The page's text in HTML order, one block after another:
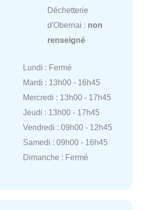
Déchetterie
d'Obernai : non
renseigné
Lundi : Fermé
Mardi : 13h00 - 16h45
Mercredi : 13h00 - 17h45
Jeudi : 13h00 - 17h45
Vendredi : 09h00 - 12h45
Samedi : 09h00 - 16h45
Dimanche : Fermé